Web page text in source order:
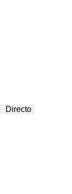
Directo